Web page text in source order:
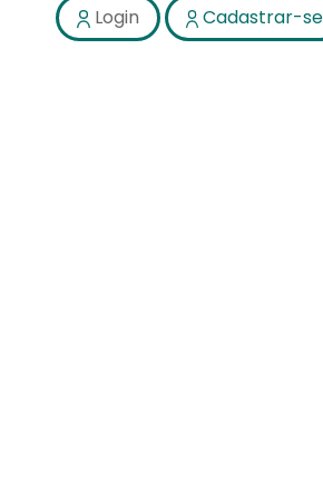
Login Cadastrar-se